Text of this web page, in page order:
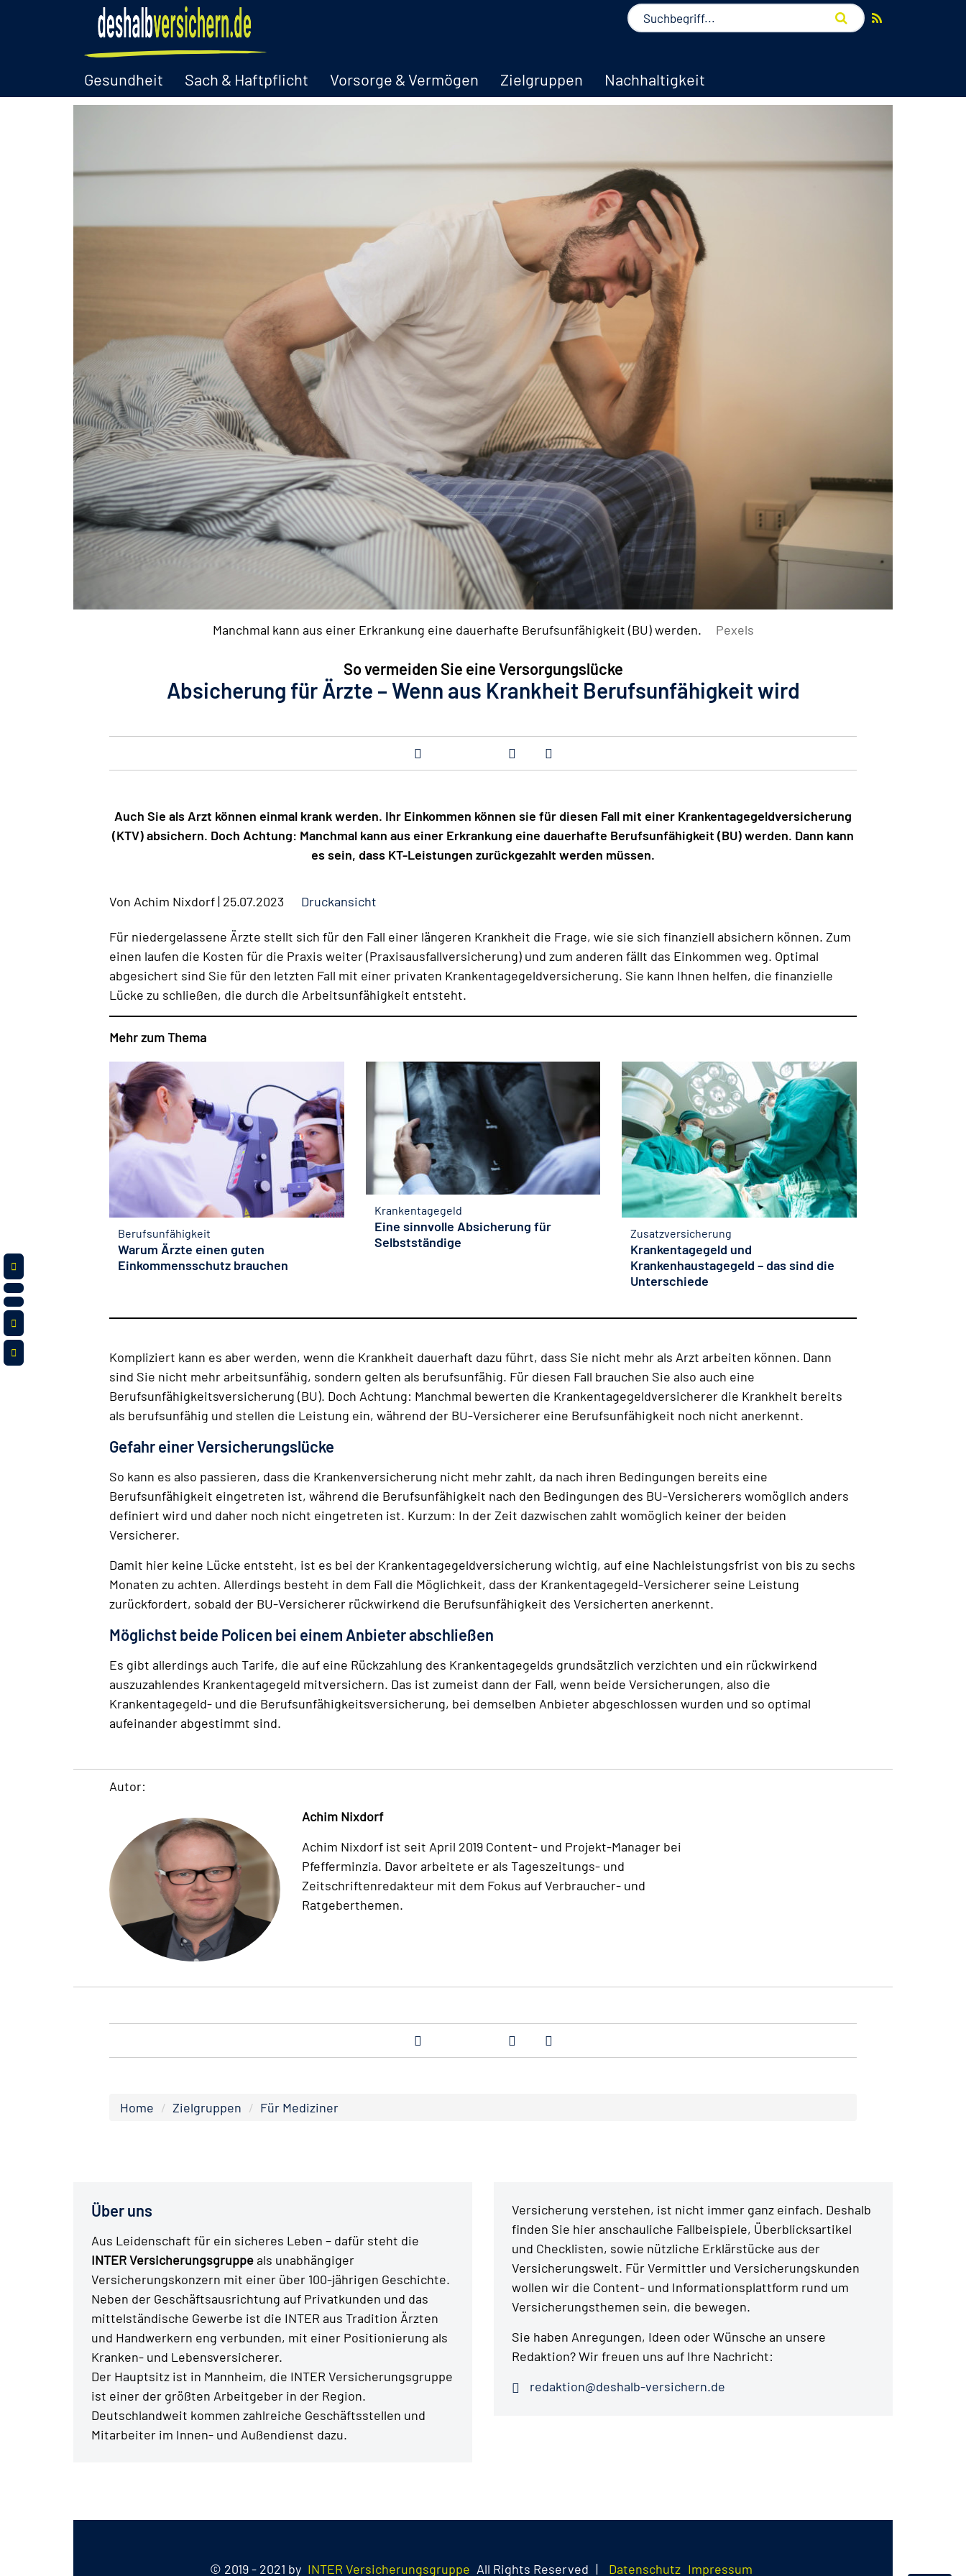
Gesundheit Sach & Haftpflicht Vorsorge & Vermögen Zielgruppen Nachhaltigkeit
Manchmal kann aus einer Erkrankung eine dauerhafte Berufsunfähigkeit (BU) werden. Pexels
So vermeiden Sie eine Versorgungslücke
Absicherung für Ärzte – Wenn aus Krankheit Berufsunfähigkeit wird
Auch Sie als Arzt können einmal krank werden. Ihr Einkommen können sie für diesen Fall mit einer Krankentagegeldversicherung
(KTV) absichern. Doch Achtung: Manchmal kann aus einer Erkrankung eine dauerhafte Berufsunfähigkeit (BU) werden. Dann kann
es sein, dass KT-Leistungen zurückgezahlt werden müssen.
Von Achim Nixdorf| 25.07.2023 Druckansicht
Für niedergelassene Ärzte stellt sich für den Fall einer längeren Krankheit die Frage, wie sie sich finanziell absichern können. Zum
einen laufen die Kosten für die Praxis weiter (Praxisausfallversicherung) und zum anderen fällt das Einkommen weg. Optimal
abgesichert sind Sie für den letzten Fall mit einer privaten Krankentagegeldversicherung. Sie kann Ihnen helfen, die finanzielle
Lücke zu schließen, die durch die Arbeitsunfähigkeit entsteht.
Mehr zum Thema
Berufsunfähigkeit
Warum Ärzte einen guten
Einkommensschutz brauchen
Krankentagegeld
Eine sinnvolle Absicherung für
Selbstständige
Zusatzversicherung
Krankentagegeld und
Krankenhaustagegeld – das sind die
Unterschiede
Kompliziert kann es aber werden, wenn die Krankheit dauerhaft dazu führt, dass Sie nicht mehr als Arzt arbeiten können. Dann
sind Sie nicht mehr arbeitsunfähig, sondern gelten als berufsunfähig. Für diesen Fall brauchen Sie also auch eine
Berufsunfähigkeitsversicherung (BU). Doch Achtung: Manchmal bewerten die Krankentagegeldversicherer die Krankheit bereits
als berufsunfähig und stellen die Leistung ein, während der BU-Versicherer eine Berufsunfähigkeit noch nicht anerkennt.
Gefahr einer Versicherungslücke
So kann es also passieren, dass die Krankenversicherung nicht mehr zahlt, da nach ihren Bedingungen bereits eine
Berufsunfähigkeit eingetreten ist, während die Berufsunfähigkeit nach den Bedingungen des BU-Versicherers womöglich anders
definiert wird und daher noch nicht eingetreten ist. Kurzum: In der Zeit dazwischen zahlt womöglich keiner der beiden
Versicherer.
Damit hier keine Lücke entsteht, ist es bei der Krankentagegeldversicherung wichtig, auf eine Nachleistungsfrist von bis zu sechs
Monaten zu achten. Allerdings besteht in dem Fall die Möglichkeit, dass der Krankentagegeld-Versicherer seine Leistung
zurückfordert, sobald der BU-Versicherer rückwirkend die Berufsunfähigkeit des Versicherten anerkennt.
Möglichst beide Policen bei einem Anbieter abschließen
Es gibt allerdings auch Tarife, die auf eine Rückzahlung des Krankentagegelds grundsätzlich verzichten und ein rückwirkend
auszuzahlendes Krankentagegeld mitversichern. Das ist zumeist dann der Fall, wenn beide Versicherungen, also die
Krankentagegeld- und die Berufsunfähigkeitsversicherung, bei demselben Anbieter abgeschlossen wurden und so optimal
aufeinander abgestimmt sind.
Autor:
Achim Nixdorf
Achim Nixdorf ist seit April 2019 Content- und Projekt-Manager bei
Pfefferminzia. Davor arbeitete er als Tageszeitungs- und
Zeitschriftenredakteur mit dem Fokus auf Verbraucher- und
Ratgeberthemen.
Home Zielgruppen Für Mediziner
Über uns
Aus Leidenschaft für ein sicheres Leben – dafür steht die
INTER Versicherungsgruppeals unabhängiger
Versicherungskonzern mit einer über 100-jährigen Geschichte.
Neben der Geschäftsausrichtung auf Privatkunden und das
mittelständische Gewerbe ist die INTER aus Tradition Ärzten
und Handwerkern eng verbunden, mit einer Positionierung als
Kranken- und Lebensversicherer.
Der Hauptsitz ist in Mannheim, die INTER Versicherungsgruppe
ist einer der größten Arbeitgeber in der Region.
Deutschlandweit kommen zahlreiche Geschäftsstellen und
Mitarbeiter im Innen- und Außendienst dazu.
Versicherung verstehen, ist nicht immer ganz einfach. Deshalb
finden Sie hier anschauliche Fallbeispiele, Überblicksartikel
und Checklisten, sowie nützliche Erklärstücke aus der
Versicherungswelt. Für Vermittler und Versicherungskunden
wollen wir die Content- und Informationsplattform rund um
Versicherungsthemen sein, die bewegen.
Sie haben Anregungen, Ideen oder Wünsche an unsere
Redaktion? Wir freuen uns auf Ihre Nachricht:
redaktion@deshalb-versichern.de
© 2019 - 2021 by INTER Versicherungsgruppe All Rights Reserved | Datenschutz Impressum